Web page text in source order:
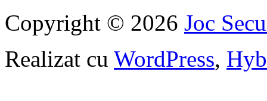
Copyright © 2026 Joc
Realizat cu WordPress,